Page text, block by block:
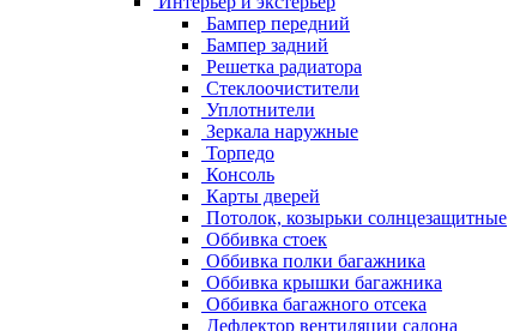
Бампер передний
Бампер задний
Решетка радиатора
Стеклоочистители
Уплотнители
Зеркала наружные
Торпедо
Консоль
Карты дверей
Потолок, козырьки солнцезащитные
Оббивка стоек
Оббивка полки багажника
Оббивка крышки багажника
Оббивка багажного отсека
Дефлектор вентиляции салона